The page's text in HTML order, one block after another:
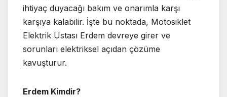
ihtiyaç duyacağı bakım ve onarımla karşı
karşıya kalabilir. İşte bu noktada, Motosiklet
Elektrik Ustası Erdem devreye girer ve
sorunları elektriksel açıdan çözüme
kavuşturur.
Erdem Kimdir?